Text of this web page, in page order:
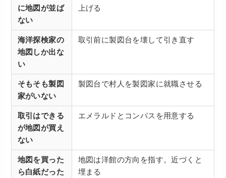
に地図が並ば
ない
上げる
海洋探検家の
地図しか出な
い
取引前に製図台を壊して引き直す
そもそも製図
家がいない
製図台で村人を製図家に就職させる
取引はできる
が地図が買え
ない
エメラルドとコンパスを用意する
地図を買った
ら白紙だった
地図は洋館の方向を指す。近づくと
埋まる